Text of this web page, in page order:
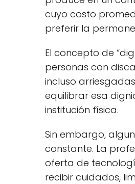
cuyo costo
preferir la
El concepto de
personas con
incluso
equilibrar esa
institución física.
Sin embargo,
constante. La
oferta de
recibir cuidados,